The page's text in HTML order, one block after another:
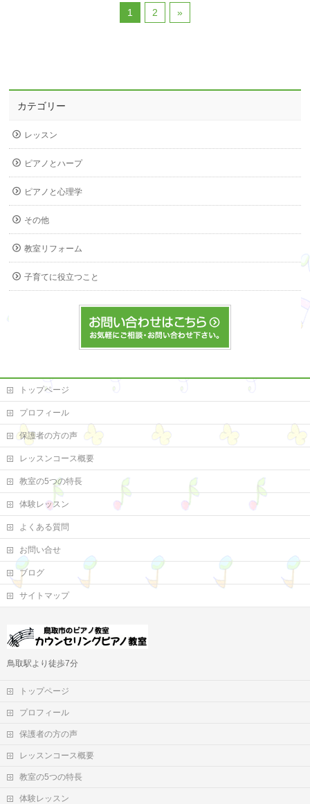
1 2 »
カテゴリー
レッスン
ピアノとハープ
ピアノと心理学
その他
教室リフォーム
子育てに役立つこと
トップページ
プロフィール
保護者の方の声
レッスンコース概要
教室の5つの特長
体験レッスン
よくある質問
お問い合せ
ブログ
サイトマップ
鳥取駅より徒歩7分
トップページ
プロフィール
保護者の方の声
レッスンコース概要
教室の5つの特長
体験レッスン